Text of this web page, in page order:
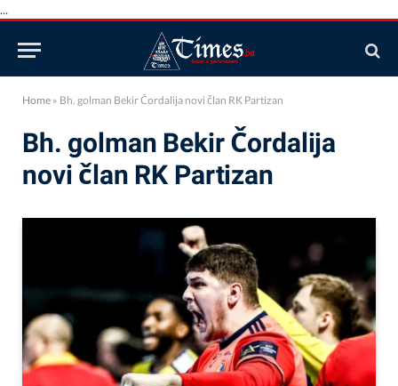
...
Home » Bh. golman Bekir Čordalija novi član RK Partizan
Bh. golman Bekir Čordalija
novi član RK Partizan